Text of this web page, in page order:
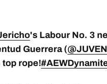
's Labour No. 3
Guerrera (
top rope!